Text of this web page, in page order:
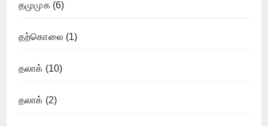
தமுமுக(6)
தற்கொலை (1)
தலாக் (10)
தலாக் (2)